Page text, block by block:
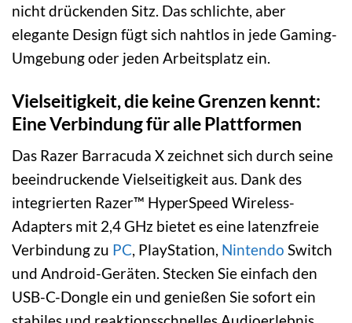
nicht drückenden Sitz. Das schlichte, aber
elegante Design fügt sich nahtlos in jede Gaming-
Umgebung oder jeden Arbeitsplatz ein.
Vielseitigkeit, die keine Grenzen kennt:
Eine Verbindung für alle Plattformen
Das Razer Barracuda X zeichnet sich durch seine
beeindruckende Vielseitigkeit aus. Dank des
integrierten Razer™ HyperSpeed Wireless-
Adapters mit 2,4 GHz bietet es eine latenzfreie
Verbindung zu PC, PlayStation, Nintendo Switch
und Android-Geräten. Stecken Sie einfach den
USB-C-Dongle ein und genießen Sie sofort ein